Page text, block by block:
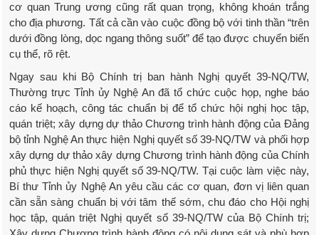
cơ quan Trung ương cũng rất quan trọng, không khoán trắng
cho địa phương. Tất cả cần vào cuộc đồng bộ với tinh thần “trên
dưới đồng lòng, dọc ngang thông suốt” để tạo được chuyển biến
cụ thể, rõ rệt.
Ngay sau khi Bộ Chính trị ban hành Nghị quyết 39-NQ/TW,
Thường trực Tỉnh ủy Nghệ An đã tổ chức cuộc họp, nghe báo
cáo kế hoạch, công tác chuẩn bị để tổ chức hội nghị học tập,
quán triệt; xây dựng dự thảo Chương trình hành động của Đảng
bộ tỉnh Nghệ An thực hiện Nghị quyết số 39-NQ/TW và phối hợp
xây dựng dự thảo xây dựng Chương trình hành động của Chính
phủ thực hiện Nghị quyết số 39-NQ/TW. Tại cuộc làm việc này,
Bí thư Tỉnh ủy Nghệ An yêu cầu các cơ quan, đơn vị liên quan
cần sẵn sàng chuẩn bị với tâm thế sớm, chu đáo cho Hội nghị
học tập, quán triệt Nghị quyết số 39-NQ/TW của Bộ Chính trị;